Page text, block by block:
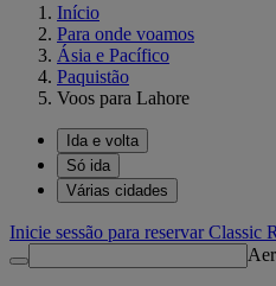
Início
Para onde voamos
Ásia e Pacífico
Paquistão
Voos para Lahore
Ida e volta
Só ida
Várias cidades
Inicie sessão para reservar Classic